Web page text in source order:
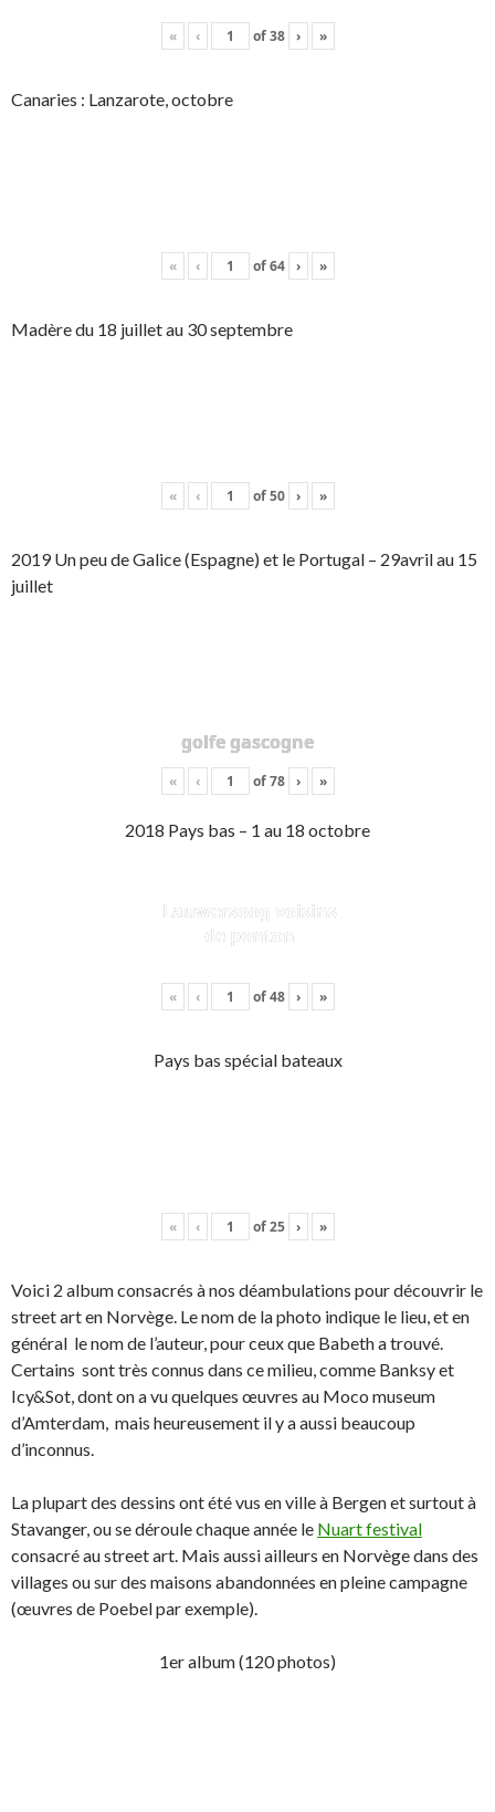
« ‹ of38 › »
Canaries : Lanzarote, octobre
« ‹ of64 › »
Madère du 18 juillet au 30 septembre
« ‹ of50 › »
2019 Un peu de Galice (Espagne) et le Portugal – 29avril au 15
juillet
golfe gascogne
« ‹ of78 › »
2018 Pays bas – 1 au 18 octobre
Lauwersoog voisins
de ponton
« ‹ of48 › »
Pays bas spécial bateaux
« ‹ of25 › »
Voici 2 album consacrés à nos déambulations pour découvrir le
street art en Norvège. Le nom de la photo indique le lieu, et en
général le nom de l’auteur, pour ceux que Babeth a trouvé.
Certains sont très connus dans ce milieu, comme Banksy et
Icy&Sot, dont on a vu quelques œuvres au Moco museum
d’Amterdam, mais heureusement il y a aussi beaucoup
d’inconnus.
La plupart des dessins ont été vus en ville à Bergen et surtout à
Stavanger, ou se déroule chaque année le Nuart festival
consacré au street art. Mais aussi ailleurs en Norvège dans des
villages ou sur des maisons abandonnées en pleine campagne
(œuvres de Poebel par exemple).
1er album (120 photos)